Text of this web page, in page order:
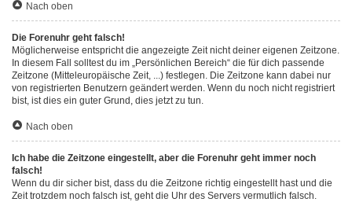
Nach oben
Die Forenuhr geht falsch!
Möglicherweise entspricht die angezeigte Zeit nicht deiner eigenen Zeitzone.
In diesem Fall solltest du im „Persönlichen Bereich“ die für dich passende
Zeitzone (Mitteleuropäische Zeit, ...) festlegen. Die Zeitzone kann dabei nur
von registrierten Benutzern geändert werden. Wenn du noch nicht registriert
bist, ist dies ein guter Grund, dies jetzt zu tun.
Nach oben
Ich habe die Zeitzone eingestellt, aber die Forenuhr geht immer noch
falsch!
Wenn du dir sicher bist, dass du die Zeitzone richtig eingestellt hast und die
Zeit trotzdem noch falsch ist, geht die Uhr des Servers vermutlich falsch.